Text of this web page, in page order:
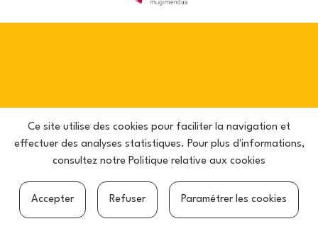
Ce site utilise des cookies pour faciliter la navigation et
effectuer des analyses statistiques. Pour plus d'informations,
consultez notre Politique relative aux cookies
Accepter Refuser Paramétrer les cookies